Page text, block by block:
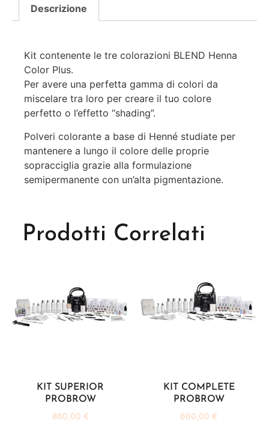
Descrizione
Kit contenente le tre colorazioni BLEND Henna
Color Plus.
Per avere una perfetta gamma di colori da
miscelare tra loro per creare il tuo colore
perfetto o l’effetto “shading”.
Polveri colorante a base di Henné studiate per
mantenere a lungo il colore delle proprie
sopracciglia grazie alla formulazione
semipermanente con un’alta pigmentazione.
Prodotti Correlati
KIT SUPERIOR
PROBROW
860,00 €
KIT COMPLETE
PROBROW
660,00 €